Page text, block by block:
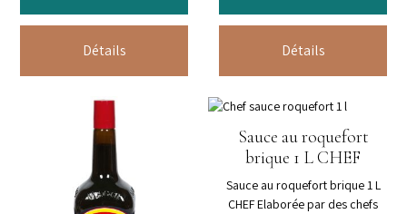
Détails Détails
Sauce au roquefort
brique 1 L CHEF
Sauce au roquefort brique 1 L
CHEF Elaborée par des chefs